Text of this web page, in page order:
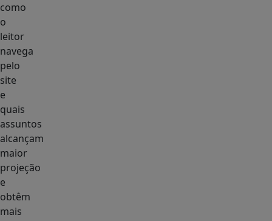
como
o
leitor
navega
pelo
site
e
quais
assuntos
alcançam
maior
projeção
e
obtêm
mais